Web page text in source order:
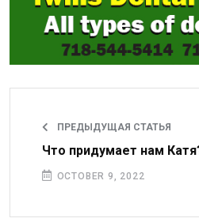
ПРЕДЫДУЩАЯ СТАТЬЯ
Что придумает нам
OCTOBER 9, 2022